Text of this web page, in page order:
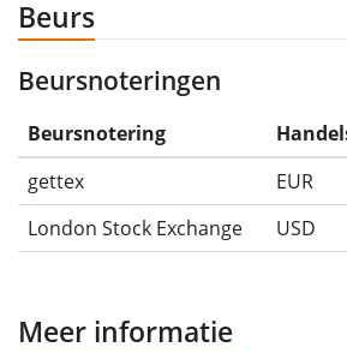
Beurs
Beursnoteringen
Beursnotering
gettex
EUR
London Stock Exchange
USD
Meer informatie